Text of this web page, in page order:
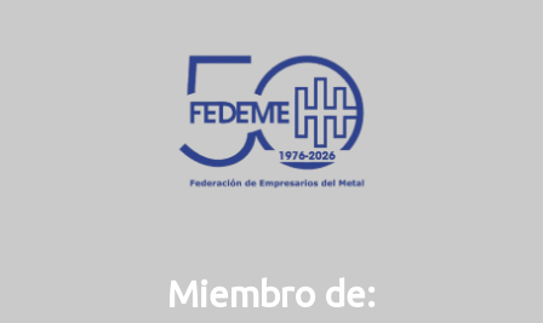
t
)
Miembro de: